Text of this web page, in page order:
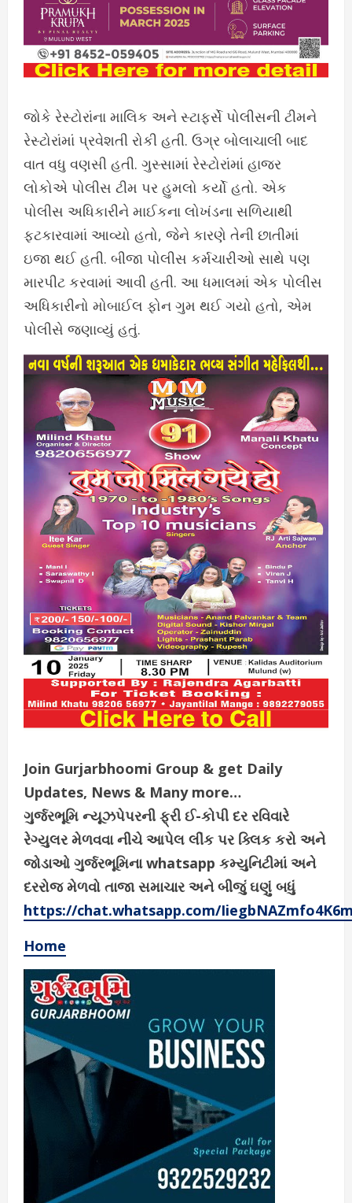
જોકે રેસ્ટોરાંના માલિક અને સ્ટાફર્સે પોલીસની ટીમને
રેસ્ટોરાંમાં પ્રવેશતી રોકી હતી. ઉગ્ર બોલાચાલી બાદ
વાત વધુ વણસી હતી. ગુસ્સામાં રેસ્ટોરાંમાં હાજર
લોકોએ પોલીસ ટીમ પર હુમલો કર્યો હતો. એક
પોલીસ અધિકારીને માઈકના લોખંડના સળિયાથી
ફટકારવામાં આવ્યો હતો, જેને કારણે તેની છાતીમાં
ઇજા થઈ હતી. બીજા પોલીસ કર્મચારીઓ સાથે પણ
મારપીટ કરવામાં આવી હતી. આ ધમાલમાં એક પોલીસ
અધિકારીનો મોબાઈલ ફોન ગુમ થઈ ગયો હતો, એમ
પોલીસે જણાવ્યું હતું.
Join Gurjarbhoomi Group & get Daily
Updates, News & Many more…
ગુર્જરભૂમિ ન્યૂઝપેપરની ફ્રી ઈ-કોપી દર રવિવારે
રેગ્યુલર મેળવવા નીચે આપેલ લીંક પર ક્લિક કરો અને
જોડાઓ ગુર્જરભૂમિના whatsapp કમ્યુનિટીમાં અને
દરરોજ મેળવો તાજા સમાચાર અને બીજું ઘણું બધું
https://chat.whatsapp.com/
Home